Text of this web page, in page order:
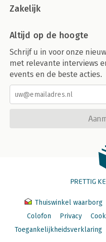
Zakelijk
Altijd op de hoogte
Schrijf u in voor onze
met relevante interviews
events en de beste acties.
PRETTIG
Thuiswinkel waarborg
Colofon
Privacy
Toegankelijkheidsverklaring